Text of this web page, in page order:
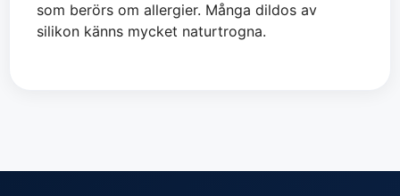
som berörs om allergier. Många dildos av
silikon känns mycket naturtrogna.